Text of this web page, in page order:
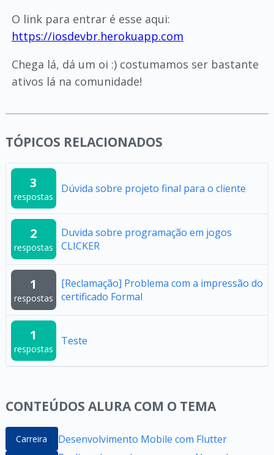
O link para entrar é esse aqui:
https://iosdevbr.herokuapp.com
Chega lá, dá um oi :) costumamos ser bastante
ativos lá na comunidade!
TÓPICOS RELACIONADOS
3
respostas
Dúvida sobre projeto final para o cliente
2
respostas
Duvida sobre programação em jogos
CLICKER
1
respostas
[Reclamação] Problema com a impressão do
certificado Formal
1
respostas
Teste
CONTEÚDOS ALURA COM O TEMA
Carreira Desenvolvimento Mobile com Flutter